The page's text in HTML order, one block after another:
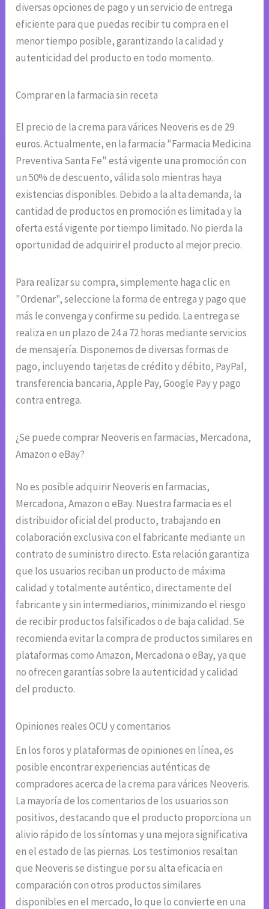
diversas opciones de pago y un servicio de entrega
eficiente para que puedas recibir tu compra en el
menor tiempo posible, garantizando la calidad y
autenticidad del producto en todo momento.
Comprar en la farmacia sin receta
El precio de la crema para várices Neoveris es de 29
euros. Actualmente, en la farmacia "Farmacia Medicina
Preventiva Santa Fe" está vigente una promoción con
un 50% de descuento, válida solo mientras haya
existencias disponibles. Debido a la alta demanda, la
cantidad de productos en promoción es limitada y la
oferta está vigente por tiempo limitado. No pierda la
oportunidad de adquirir el producto al mejor precio.
Para realizar su compra, simplemente haga clic en
"Ordenar", seleccione la forma de entrega y pago que
más le convenga y confirme su pedido. La entrega se
realiza en un plazo de 24 a 72 horas mediante servicios
de mensajería. Disponemos de diversas formas de
pago, incluyendo tarjetas de crédito y débito, PayPal,
transferencia bancaria, Apple Pay, Google Pay y pago
contra entrega.
¿Se puede comprar Neoveris en farmacias, Mercadona,
Amazon o eBay?
No es posible adquirir Neoveris en farmacias,
Mercadona, Amazon o eBay. Nuestra farmacia es el
distribuidor oficial del producto, trabajando en
colaboración exclusiva con el fabricante mediante un
contrato de suministro directo. Esta relación garantiza
que los usuarios reciban un producto de máxima
calidad y totalmente auténtico, directamente del
fabricante y sin intermediarios, minimizando el riesgo
de recibir productos falsificados o de baja calidad. Se
recomienda evitar la compra de productos similares en
plataformas como Amazon, Mercadona o eBay, ya que
no ofrecen garantías sobre la autenticidad y calidad
del producto.
Opiniones reales OCU y comentarios
En los foros y plataformas de opiniones en línea, es
posible encontrar experiencias auténticas de
compradores acerca de la crema para várices Neoveris.
La mayoría de los comentarios de los usuarios son
positivos, destacando que el producto proporciona un
alivio rápido de los síntomas y una mejora significativa
en el estado de las piernas. Los testimonios resaltan
que Neoveris se distingue por su alta eficacia en
comparación con otros productos similares
disponibles en el mercado, lo que lo convierte en una